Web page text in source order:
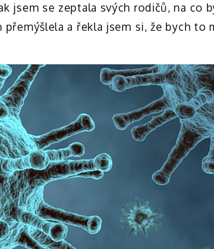
jsem se zeptala svých rodičů, na co
a řekla jsem si, že bych to